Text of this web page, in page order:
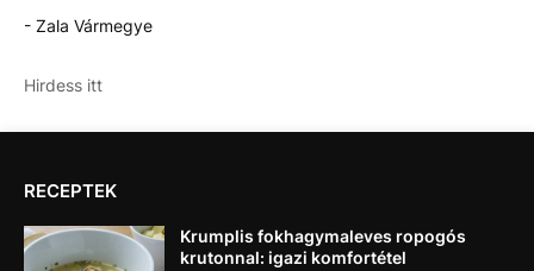
- Zala Vármegye
Hirdess itt
RECEPTEK
Krumplis fokhagymaleves ropogós
krutonnal: igazi komfortétel